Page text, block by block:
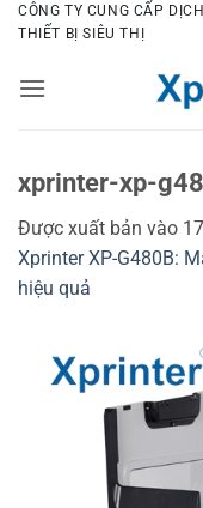
Bỏ
qua
dung
CÔNG TY CUNG CẤP
THIẾT BỊ SIÊU THỊ
xprinter-xp-
Được xuất bản vào
Xprinter XP-G480B:
hiệu quả